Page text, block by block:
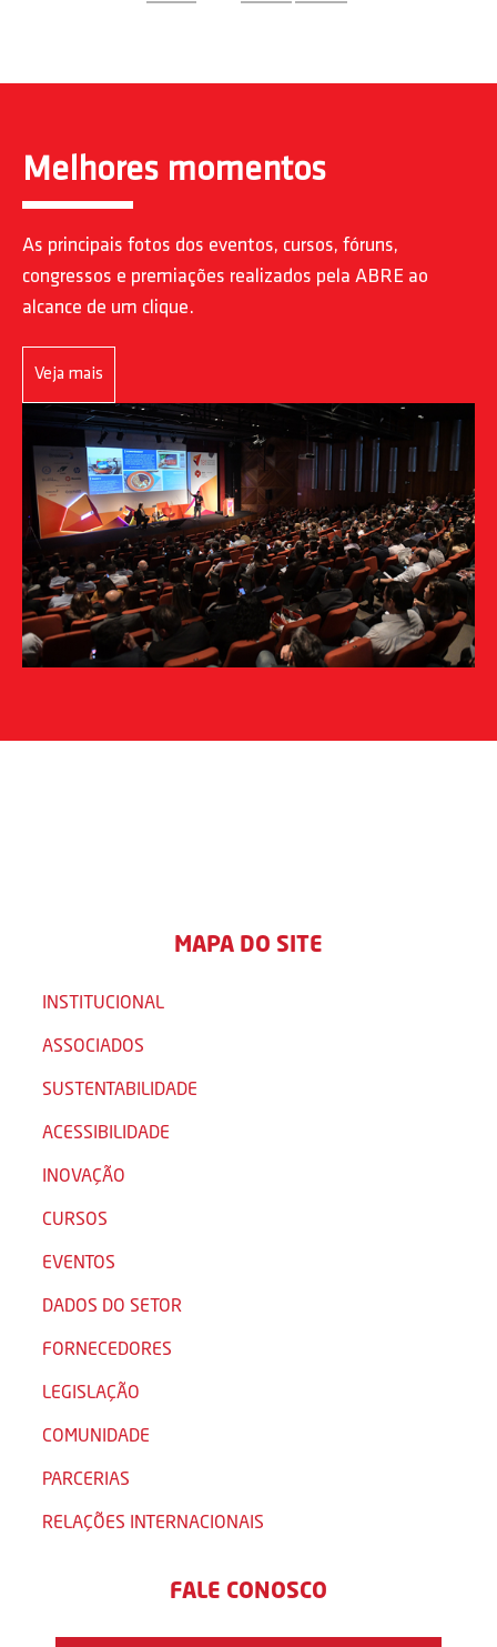
Melhores momentos
As principais fotos dos eventos, cursos, fóruns,
congressos e premiações realizados pela ABRE ao
alcance de um clique.
Veja mais
MAPA DO SITE
INSTITUCIONAL
ASSOCIADOS
SUSTENTABILIDADE
ACESSIBILIDADE
INOVAÇÃO
CURSOS
EVENTOS
DADOS DO SETOR
FORNECEDORES
LEGISLAÇÃO
COMUNIDADE
PARCERIAS
RELAÇÕES INTERNACIONAIS
FALE CONOSCO